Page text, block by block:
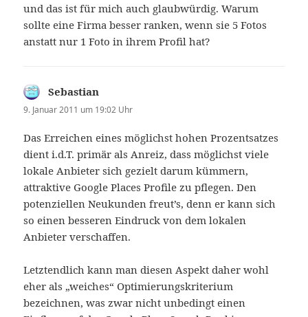
und das ist für mich auch glaubwürdig. Warum
sollte eine Firma besser ranken, wenn sie 5 Fotos
anstatt nur 1 Foto in ihrem Profil hat?
Sebastian
9. Januar 2011 um 19:02 Uhr
Das Erreichen eines möglichst hohen Prozentsatzes
dient i.d.T. primär als Anreiz, dass möglichst viele
lokale Anbieter sich gezielt darum kümmern,
attraktive Google Places Profile zu pflegen. Den
potenziellen Neukunden freut’s, denn er kann sich
so einen besseren Eindruck von dem lokalen
Anbieter verschaffen.
Letztendlich kann man diesen Aspekt daher wohl
eher als „weiches“ Optimierungskriterium
bezeichnen, was zwar nicht unbedingt einen